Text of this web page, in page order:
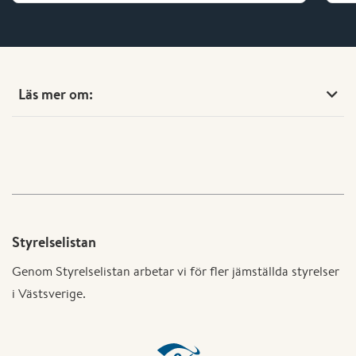
Läs mer om:
Styrelselistan
Genom Styrelselistan arbetar vi för fler jämställda styrelser
i Västsverige.